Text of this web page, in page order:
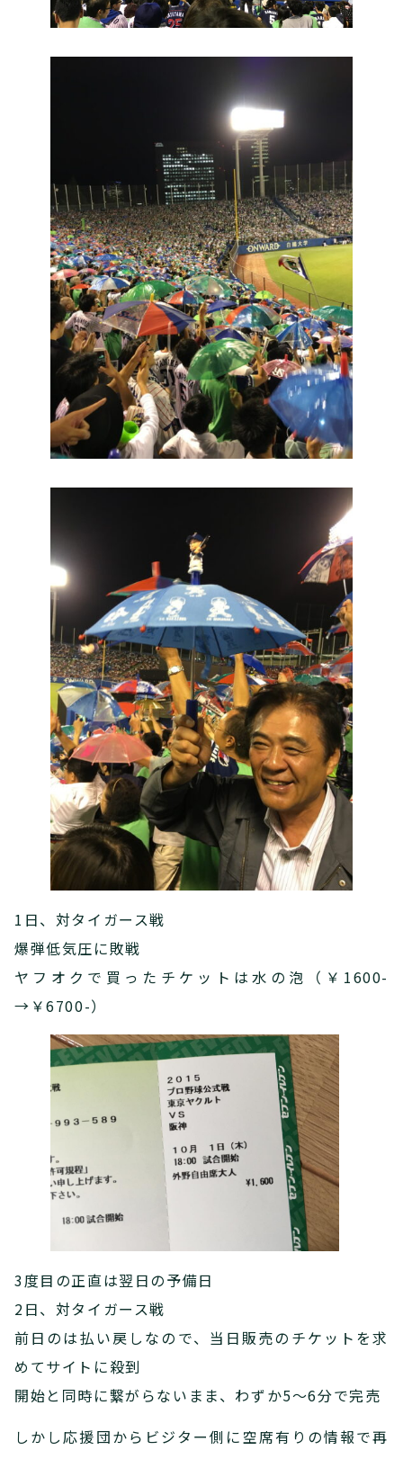
1日、対タイガース戦
爆弾低気圧に敗戦
ヤフオクで買ったチケットは水の泡（￥1600-
→￥6700-）
3度目の正直は翌日の予備日
2日、対タイガース戦
前日のは払い戻しなので、当日販売のチケットを求
めてサイトに殺到
開始と同時に繋がらないまま、わずか5～6分で完売
しかし応援団からビジター側に空席有りの情報で再